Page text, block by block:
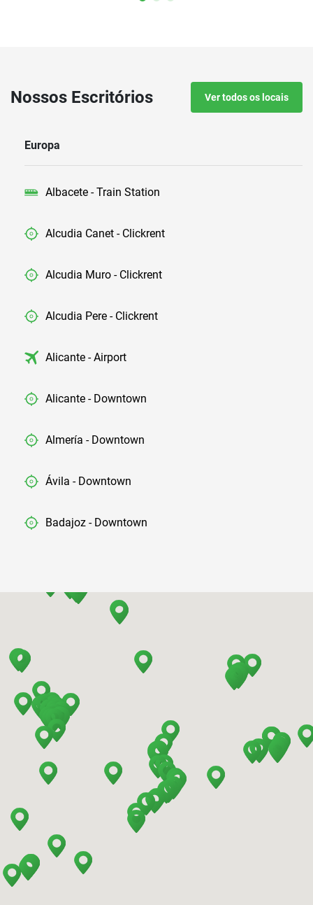
Nossos Escritórios Ver todos os locais
Europa
Albacete - Train Station
Alcudia Canet - Clickrent
Alcudia Muro - Clickrent
Alcudia Pere - Clickrent
Alicante - Airport
Alicante - Downtown
Almería - Downtown
Ávila - Downtown
Badajoz - Downtown
Barcelona - El Prat
Barcelona - Mataro
Barcelona - Terrassa
Benidorm - Downtown
Bilbao - Barakaldo
Bilbao - Airport